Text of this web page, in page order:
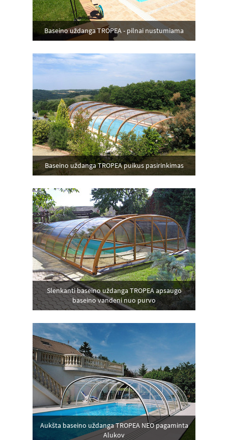
Baseino uždanga TROPEA - pilnai nustumiama
Baseino uždanga TROPEA puikus pasirinkimas
Slenkanti baseino uždanga TROPEA apsaugo
baseino vandeni nuo purvo
Aukšta baseino uždanga TROPEA NEO pagaminta
Alukov